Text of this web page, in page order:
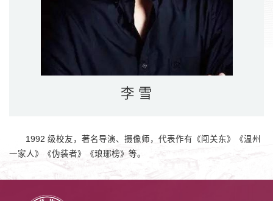
李 雪
1992 级校友，著名导演、摄像师，代表作有《闯关东》《温州
一家人》《伪装者》《琅琊榜》等。